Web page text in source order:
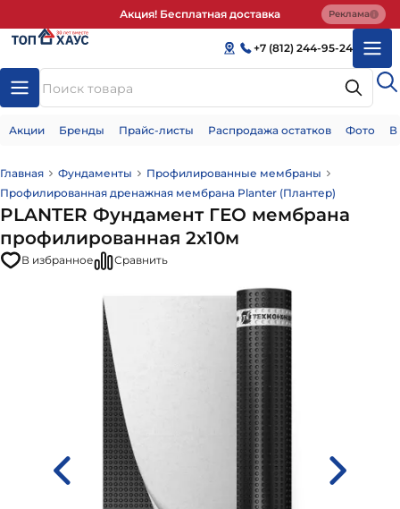
Акция! Бесплатная доставка Реклама
+7 (812) 244-95-24
Акции Бренды Прайс-листы Распродажа остатков Фото
Главная Фундаменты
Профилированные мембраны
Профилированная дренажная мембрана Planter (Плантер)
PLANTER Фундамент ГЕО мембрана
профилированная 2x10м
В избранное Сравнить